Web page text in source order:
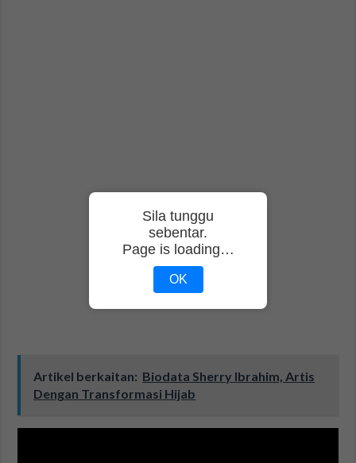
Artikel berkaitan: Biodata Sherry Ibrahim, Artis
Dengan Transformasi Hijab
Sila tunggu
sebentar.
Page is loading…
OK